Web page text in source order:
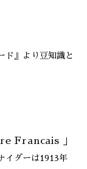
ド』より豆知識と
Francais 」
イダーは1913年